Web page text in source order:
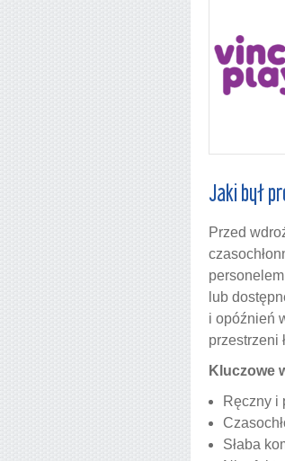
Jaki był
Przed
lub
i opóźnień
przestrzeni
Kluczowe
Ręczny i
Słaba